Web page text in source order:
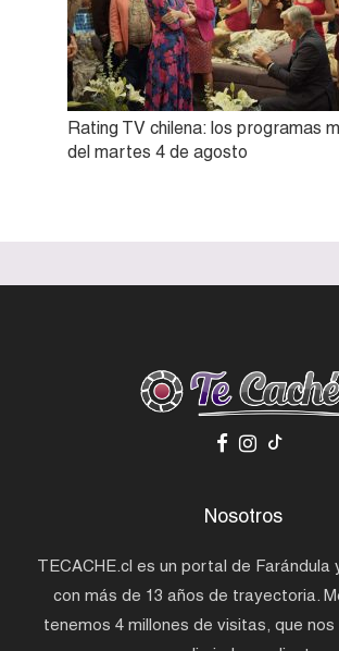
Rating TV chilena: los programas
del martes 4 de agosto
Nosotros
TECACHE.cl es un portal de Farándula
con más de 13 años de trayectoria.
tenemos 4 millones de visitas, que nos